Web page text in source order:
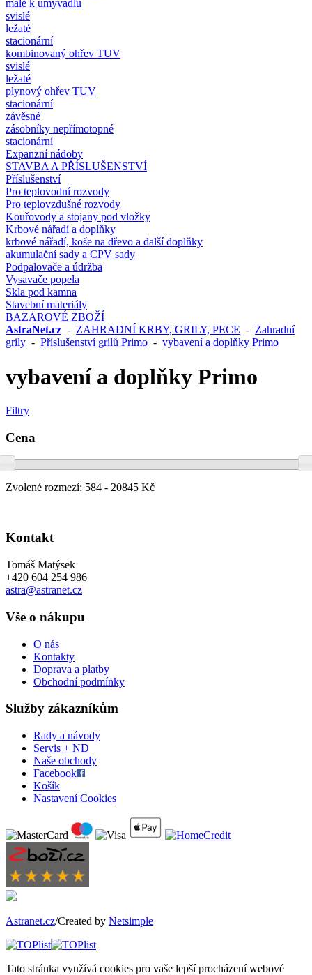
malé k umyvadlu
svislé
ležaté
stacionární
kombinovaný ohřev TUV
svislé
ležaté
plynový ohřev TUV
stacionární
závěsné
zásobníky nepřímotopné
stacionární
Expanzní nádoby
STAVBA A PŘÍSLUŠENSTVÍ
Příslušenství
Pro teplovodní rozvody
Pro teplovzdušné rozvody
Kouřovody a stojany pod vložky
Krbové nářadí a doplňky
krbové nářadí, koše na dřevo a další doplňky
akumulační sady a CPV sady
Podpalovače a údržba
Vysavače popela
Skla pod kamna
Stavební materiály
BAZAROVÉ ZBOŽÍ
AstraNet.cz - ZAHRADNÍ KRBY, GRILY, PECE - Zahradní
grily - Příslušenství grilů Primo - vybavení a doplňky Primo
vybavení a doplňky Primo
Filtry
Cena
Zvolené rozmezí: 584 - 20845 Kč
Kontakt
Tomáš Matýsek
+420 604 254 986
astra@astranet.cz
Vše o nákupu
O nás
Kontakty
Doprava a platby
Obchodní podmínky
Služby zákazníkům
Rady a návody
Servis + ND
Naše obchody
Facebook
Košík
Nastavení Cookies
Astranet.cz/Created by Netsimple
Tato stránka využívá cookies pro vaše lepší procházení webové